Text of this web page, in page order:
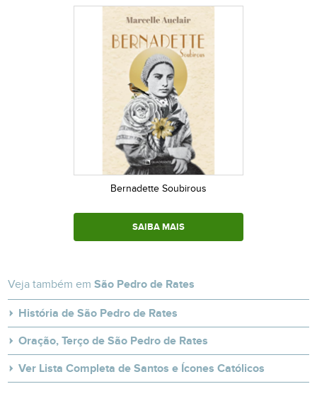
Bernadette Soubirous
SAIBA MAIS
Veja também emSão Pedro de Rates
História de São Pedro de Rates
Oração, Terço de São Pedro de Rates
Ver Lista Completa de Santos e Ícones Católicos